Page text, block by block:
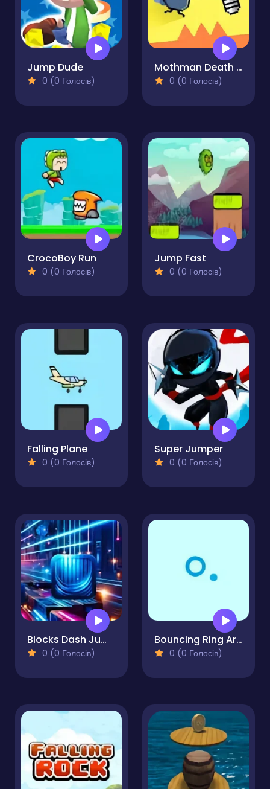
Jump Dude
0 (0 Голосів)
Mothman Death Troll Game
0 (0 Голосів)
CrocoBoy Run
0 (0 Голосів)
Jump Fast
0 (0 Голосів)
Falling Plane
0 (0 Голосів)
Super Jumper
0 (0 Голосів)
Blocks Dash Jump Square
0 (0 Голосів)
Bouncing Ring Arcade
0 (0 Голосів)